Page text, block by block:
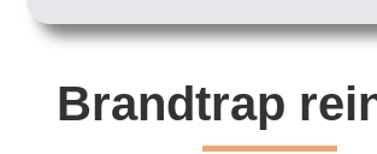
Brandtrap